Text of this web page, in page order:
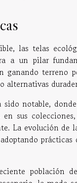
las telas
a un pilar
ganando
notable,
sus
La evolución de
población